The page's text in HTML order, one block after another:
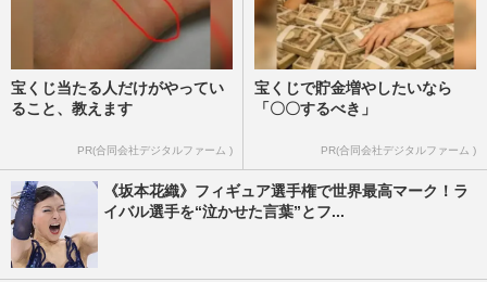
宝くじ当たる人だけがやってい
ること、教えます
PR(合同会社デジタルファーム )
宝くじで貯金増やしたいなら
「〇〇するべき」
PR(合同会社デジタルファーム )
《坂本花織》フィギュア選手権で世界最高マーク！ラ
イバル選手を“泣かせた言葉”とフ...